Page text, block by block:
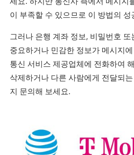
이 부족할 수 있으므로 이 방법의
그러나 은행 계좌 정보, 비밀번호
중요하거나 민감한 정보가 메시지
통신 서비스 제공업체에 전화하여
삭제하거나 다른 사람에게 전달되
지 문의해 보세요.